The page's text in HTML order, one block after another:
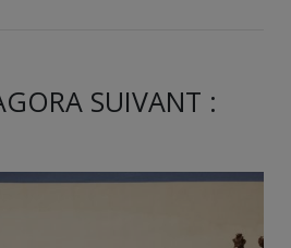
SUIVANT :